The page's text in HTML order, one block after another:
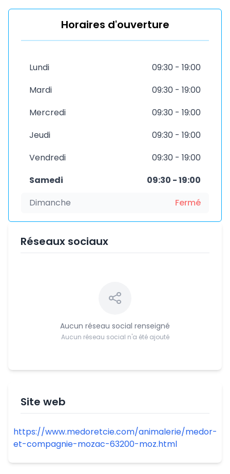
Horaires d'ouverture
Lundi
09:30 - 19:00
Mardi
09:30 - 19:00
Mercredi
09:30 - 19:00
Jeudi
09:30 - 19:00
Vendredi
09:30 - 19:00
Samedi
09:30 - 19:00
Dimanche
Fermé
Réseaux sociaux
Aucun réseau social renseigné
Aucun réseau social n'a été ajouté
Site web
https://www.medoretcie.com/animalerie/medor-
et-compagnie-mozac-63200-moz.html